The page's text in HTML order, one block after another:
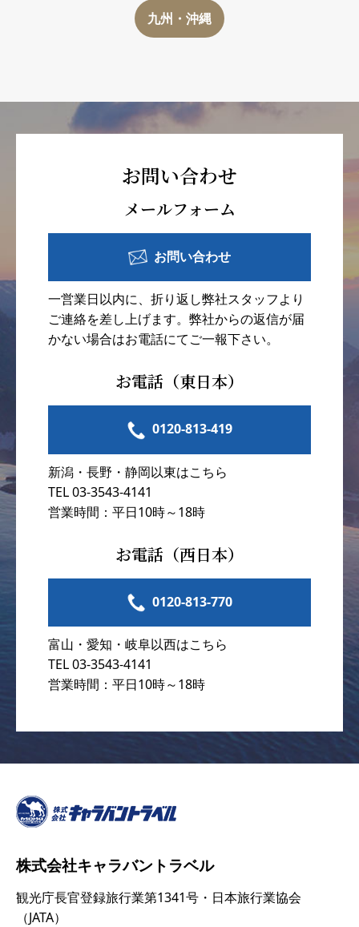
九州・沖縄
お問い合わせ
メールフォーム
お問い合わせ
一営業日以内に、折り返し弊社スタッフより
ご連絡を差し上げます。弊社からの返信が届
かない場合はお電話にてご一報下さい。
お電話（東日本）
0120-813-419
新潟・長野・静岡以東はこちら
TEL 03-3543-4141
営業時間：平日10時～18時
お電話（西日本）
0120-813-770
富山・愛知・岐阜以西はこちら
TEL 03-3543-4141
営業時間：平日10時～18時
株式会社キャラバントラベル
観光庁長官登録旅行業第1341号・日本旅行業協会
（JATA）